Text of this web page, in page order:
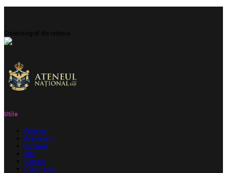
Cinematograf din rețeaua
Utile
Program
Evenimente
Parteneri
Blog
Contact
Contul meu